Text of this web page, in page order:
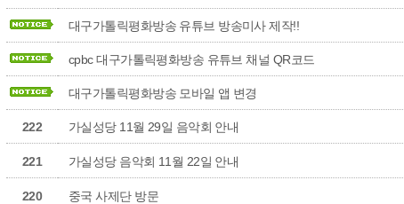
대구가톨릭평화방송 유튜브 방송미사 제작!!
cpbc 대구가톨릭평화방송 유튜브 채널 QR코드
대구가톨릭평화방송 모바일 앱 변경
222 가실성당 11월 29일 음악회 안내
221 가실성당 음악회 11월 22일 안내
220 중국 사제단 방문